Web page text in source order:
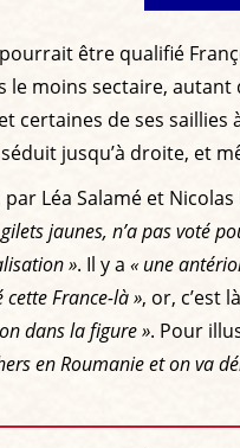
être qualifié
moins sectaire,
certaines de ses saillies
jusqu’à droite, et
par Léa Salamé et
jaunes, n’a pas voté
». Il y a « une
France-là », or, c’est
dans la figure ». Pour
en Roumanie et on va